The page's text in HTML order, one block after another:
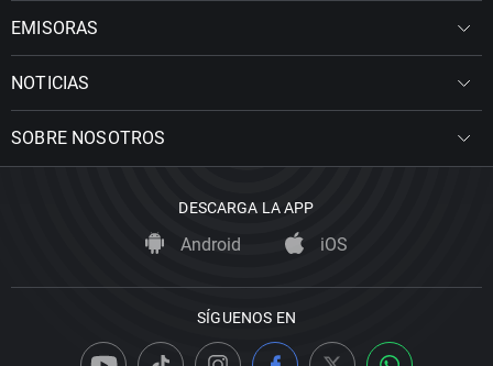
EMISORAS
NOTICIAS
SOBRE NOSOTROS
DESCARGA LA APP
Android iOS
SÍGUENOS EN